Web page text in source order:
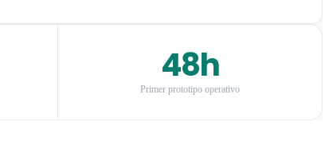
48h
Primer prototipo operativo